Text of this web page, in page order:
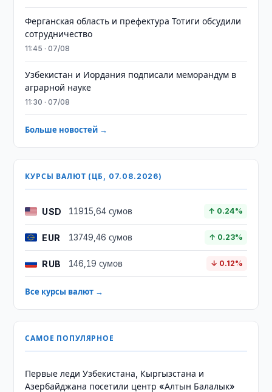
Ферганская область и префектура Тотиги обсудили
сотрудничество
11:45 · 07/08
Узбекистан и Иордания подписали меморандум в
аграрной науке
11:30 · 07/08
Больше новостей →
КУРСЫ ВАЛЮТ (ЦБ, 07.08.2026)
USD 11915,64 сумов ↑ 0.24%
EUR 13749,46 сумов ↑ 0.23%
RUB 146,19 сумов ↓ 0.12%
Все курсы валют →
САМОЕ ПОПУЛЯРНОЕ
Первые леди Узбекистана, Кыргызстана и
Азербайджана посетили центр «Алтын Балалык»